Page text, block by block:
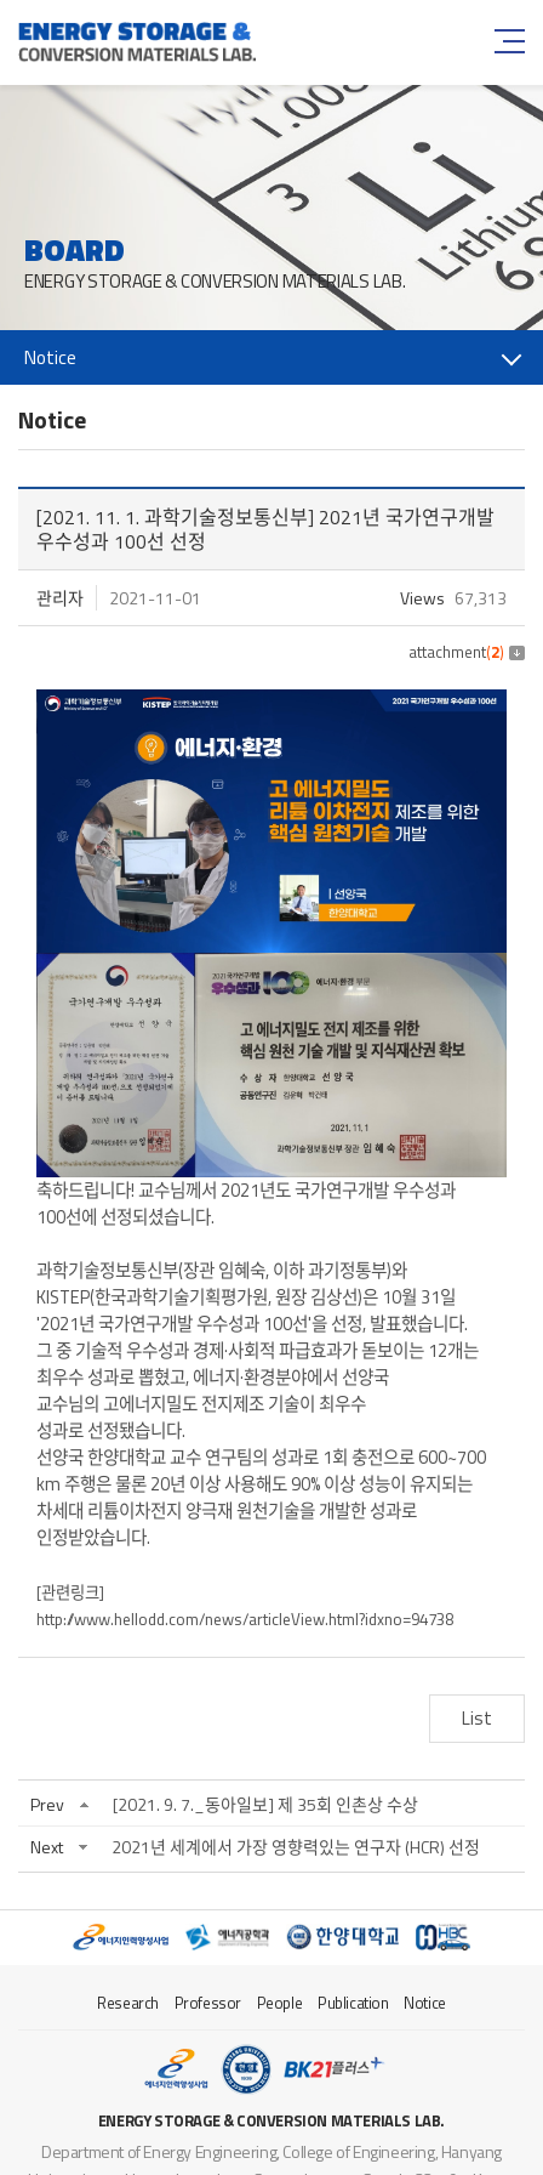
BOARD
ENERGY STORAGE & CONVERSION MATERIALS LAB.
Notice
Notice
[2021. 11. 1. 과학기술정보통신부] 2021년 국가연구개발
우수성과 100선 선정
관리자 2021-11-01 Views 67,313
attachment(2)
축하드립니다! 교수님께서 2021년도 국가연구개발 우수성과
100선에 선정되셨습니다.
과학기술정보통신부(장관 임혜숙, 이하 과기정통부)와
KISTEP(한국과학기술기획평가원, 원장 김상선)은 10월 31일
'2021년 국가연구개발 우수성과 100선'을 선정, 발표했습니다.
그 중 기술적 우수성과 경제·사회적 파급효과가 돋보이는 12개는
최우수 성과로 뽑혔고,에너지·환경분야에서 선양국
교수님의고에너지밀도 전지제조 기술이 최우수
성과로선정됐습니다.
선양국 한양대학교 교수 연구팀의 성과로 1회 충전으로 600~700
km 주행은 물론 20년 이상 사용해도 90% 이상 성능이 유지되는
차세대 리튬이차전지 양극재 원천기술을 개발한 성과로
인정받았습니다.
[관련링크]
http://www.hellodd.com/news/articleView.html?idxno=94738
List
Prev
[2021. 9. 7._동아일보] 제 35회 인촌상 수상
Next
2021년 세계에서 가장 영향력있는 연구자 (HCR) 선정
Research Professor People Publication Notice
ENERGY STORAGE & CONVERSION MATERIALS LAB.
Department of Energy Engineering, College of Engineering, Hanyang